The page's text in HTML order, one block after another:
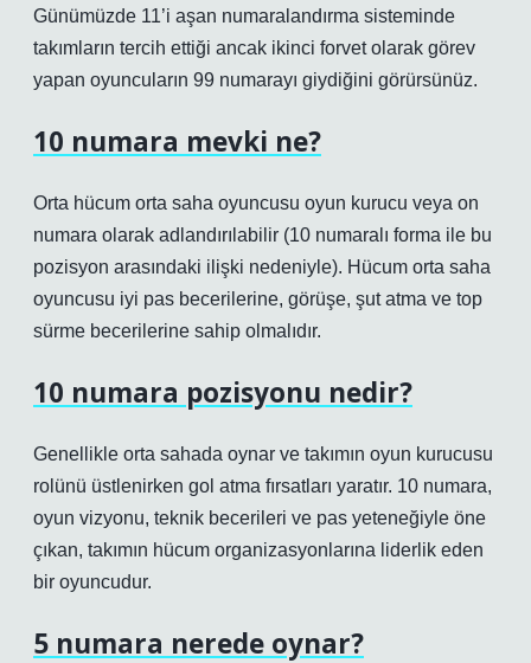
Günümüzde 11’i aşan numaralandırma sisteminde
takımların tercih ettiği ancak ikinci forvet olarak görev
yapan oyuncuların 99 numarayı giydiğini görürsünüz.
10 numara mevki ne?
Orta hücum orta saha oyuncusu oyun kurucu veya on
numara olarak adlandırılabilir (10 numaralı forma ile bu
pozisyon arasındaki ilişki nedeniyle). Hücum orta saha
oyuncusu iyi pas becerilerine, görüşe, şut atma ve top
sürme becerilerine sahip olmalıdır.
10 numara pozisyonu nedir?
Genellikle orta sahada oynar ve takımın oyun kurucusu
rolünü üstlenirken gol atma fırsatları yaratır. 10 numara,
oyun vizyonu, teknik becerileri ve pas yeteneğiyle öne
çıkan, takımın hücum organizasyonlarına liderlik eden
bir oyuncudur.
5 numara nerede oynar?